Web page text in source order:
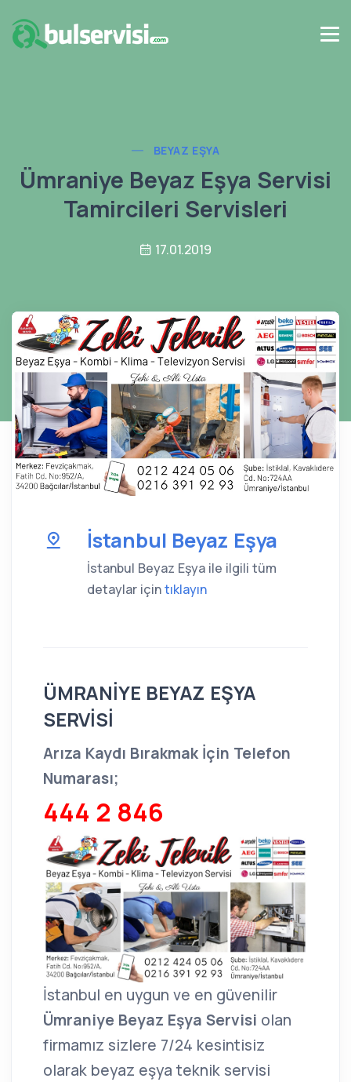
BEYAZ EŞYA
Ümraniye Beyaz Eşya Servisi
Tamircileri Servisleri
17.01.2019
İstanbul Beyaz Eşya
İstanbul Beyaz Eşya ile ilgili tüm
detaylar içintıklayın
ÜMRANİYE BEYAZ EŞYA
SERVİSİ
Arıza Kaydı Bırakmak İçin Telefon
Numarası;
444 2 846
İstanbul en uygun ve en güvenilir
Ümraniye Beyaz Eşya Servisi olan
firmamız sizlere 7/24 kesintisiz
olarak beyaz eşya teknik servisi